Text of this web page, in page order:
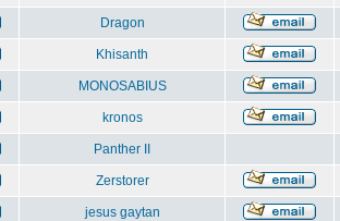
Dragon
Khisanth
MONOSABIUS
kronos
Panther II
Zerstorer
jesus gaytan